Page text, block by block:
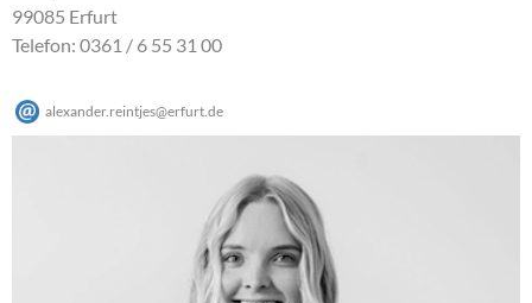
99085 Erfurt
Telefon: 0361 / 6 55 31 00
alexander.reintjes@erfurt de